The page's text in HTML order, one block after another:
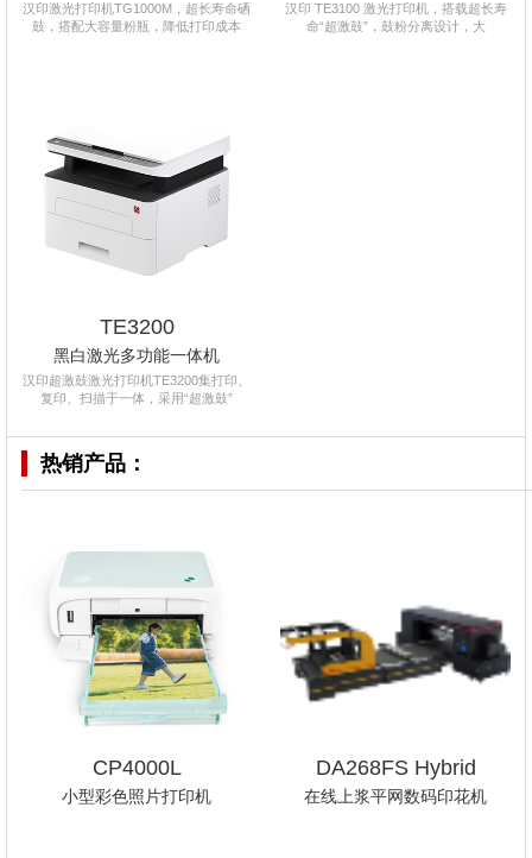
汉印激光打印机TG1000M，超长寿命硒
鼓，搭配大容量粉瓶，降低打印成本
汉印 TE3100 激光打印机，搭载超长寿
命“超激鼓”，鼓粉分离设计，大
TE3200
黑白激光多功能一体机
汉印超激鼓激光打印机TE3200集打印、
复印、扫描于一体，采用“超激鼓”
热销产品：
CP4000L
小型彩色照片打印机
DA268FS Hybrid
在线上浆平网数码印花机